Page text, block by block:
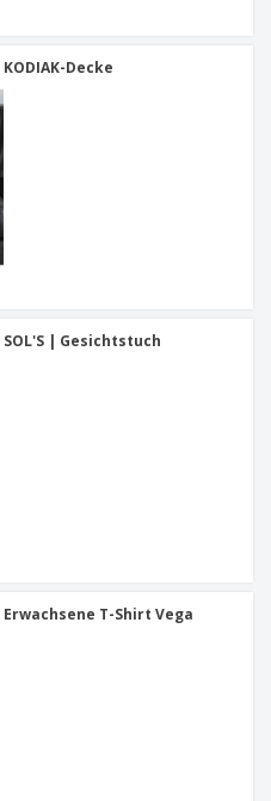
KODIAK-Decke
SOL'S | Gesichtstuch
Erwachsene T-Shirt Vega